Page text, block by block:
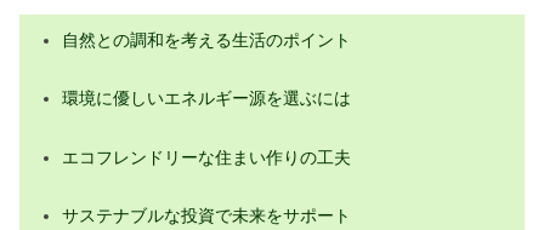
スピリチュアルな観点で地球を考える
る意識
未来のために今できること：サステナ
自然との調和を考える生活のポイント
環境に優しいエネルギー源を選ぶには
エコフレンドリーな住まい作りの工夫
サステナブルな投資で未来をサポート